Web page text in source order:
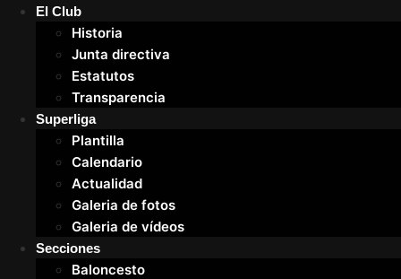
El Club
Historia
Junta directiva
Estatutos
Transparencia
Superliga
Plantilla
Calendario
Actualidad
Galeria de fotos
Galeria de vídeos
Secciones
Baloncesto